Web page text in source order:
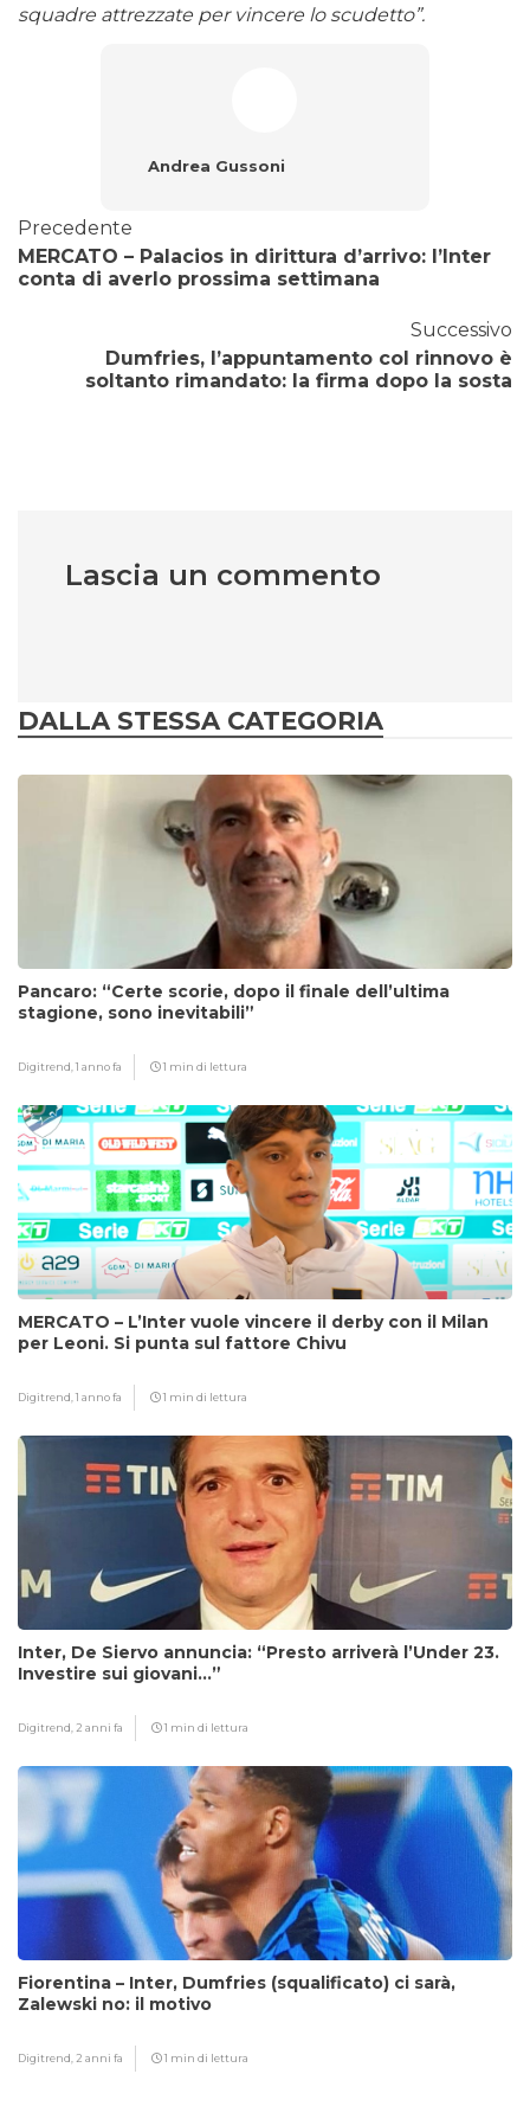
squadre attrezzate per vincere lo scudetto”.
Andrea Gussoni
Precedente
MERCATO – Palacios in dirittura d’arrivo: l’Inter
conta di averlo prossima settimana
Successivo
Dumfries, l’appuntamento col rinnovo è
soltanto rimandato: la firma dopo la sosta
Lascia un commento
DALLA STESSA CATEGORIA
Pancaro: “Certe scorie, dopo il finale dell’ultima
stagione, sono inevitabili”
Digitrend,1 anno fa 1 min di lettura
MERCATO – L’Inter vuole vincere il derby con il Milan
per Leoni. Si punta sul fattore Chivu
Digitrend,1 anno fa 1 min di lettura
Inter, De Siervo annuncia: “Presto arriverà l’Under 23.
Investire sui giovani…”
Digitrend, 2 anni fa 1 min di lettura
Fiorentina – Inter, Dumfries (squalificato) ci sarà,
Zalewski no: il motivo
Digitrend, 2 anni fa 1 min di lettura